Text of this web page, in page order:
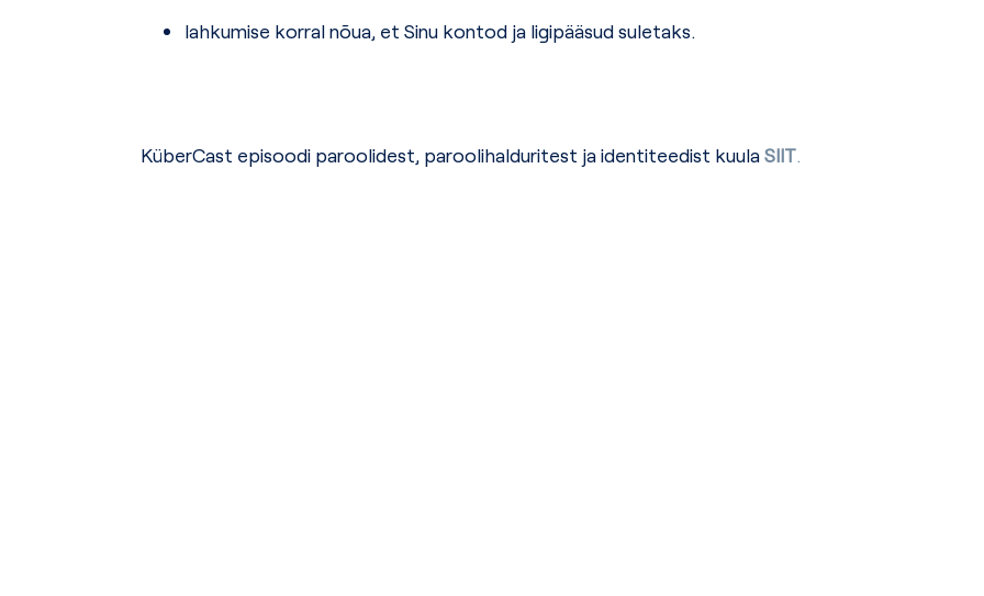
lahkumise korral nõua, et Sinu kontod ja ligipääsud suletaks.
KüberCast episoodi paroolidest, paroolihalduritest ja identiteedist kuulaSIIT.